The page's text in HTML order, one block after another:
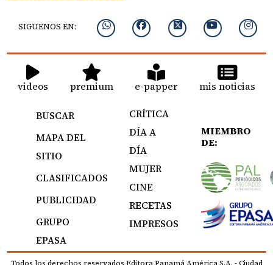
SIGUENOS EN:
videos premium e-papper mis noticias
BUSCAR
MAPA DEL
SITIO
CLASIFICADOS
PUBLICIDAD
GRUPO
EPASA
CRÍTICA
DÍA A
DÍA
MUJER
CINE
RECETAS
IMPRESOS
MIEMBRO
DE:
Todos los derechos reservados Editora Panamá América S.A. - Ciudad